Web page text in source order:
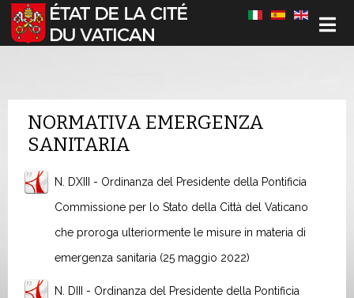
Sélectionnez votre langue
NORMATIVA EMERGENZA
SANITARIA
N. DXIII - Ordinanza del Presidente della Pontificia
Commissione per lo Stato della Città del Vaticano
che proroga ulteriormente le misure in materia di
emergenza sanitaria (25 maggio 2022)
N. DIII - Ordinanza del Presidente della Pontificia